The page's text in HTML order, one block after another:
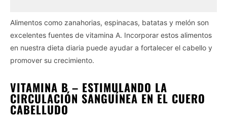
Alimentos como zanahorias, espinacas, batatas y melón son
excelentes fuentes de vitamina A. Incorporar estos alimentos
en nuestra dieta diaria puede ayudar a fortalecer el cabello y
promover su crecimiento.
VITAMINA B – ESTIMULANDO LA
CIRCULACIÓN SANGUÍNEA EN EL CUERO
CABELLUDO